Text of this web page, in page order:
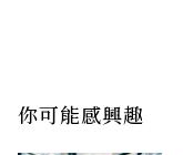
你可能感興趣